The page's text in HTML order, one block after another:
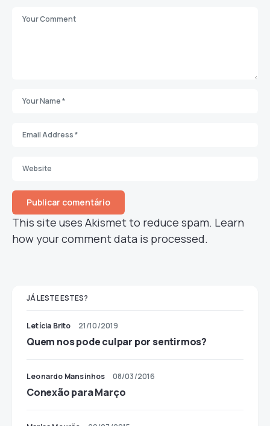
This site uses Akismet to reduce spam. Learn
how your comment data is processed.
JÁ LESTE ESTES?
Letícia Brito 21/10/2019
Quem nos pode culpar por sentirmos?
Leonardo Mansinhos 08/03/2016
Conexão para Março